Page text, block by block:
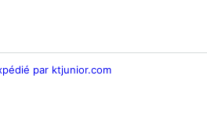
par ktjunior.com